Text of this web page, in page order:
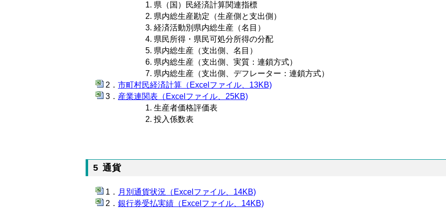
県（国）民経済計算関連指標
県内総生産勘定（生産側と支出側）
経済活動別県内総生産（名目）
県民所得・県民可処分所得の分配
県内総生産（支出側、名目）
県内総生産（支出側、実質：連鎖方式）
県内総生産（支出側、デフレーター：連鎖方式）
市町村民経済計算（Excelファイル、13KB)
産業連関表（Excelファイル、25KB)
生産者価格評価表
投入係数表
5 通貨
月別通貨状況（Excelファイル、14KB)
銀行券受払実績（Excelファイル、14KB)